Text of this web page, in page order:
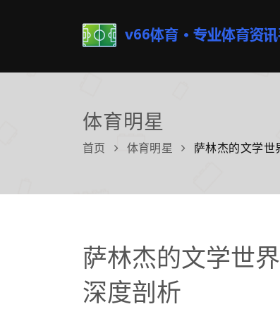
体育明星
首页 体育明星 萨林杰的文学世
萨林杰的文学世
深度剖析